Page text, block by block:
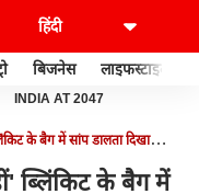
बिजनेस लाइफस्टाइल
INDIA AT 2047
के बैग में सांप डालता दिखा
ब्लिंकिट के बैग में